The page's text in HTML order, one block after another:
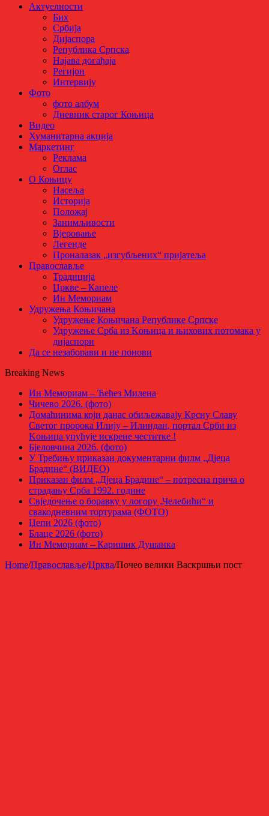
Актуелности
Бих
Србија
Дијаспора
Република Српска
Најава догађаја
Регијон
Интервију
Фото
фото албум
Дневник старог Коњица
Видео
Хуманитарна акција
Маркетинг
Реклама
Оглас
О Коњицу
Насеља
Историја
Положај
Занимљивости
Вјеровање
Легенде
Проналазак „изгубљених“ пријатеља
Православље
Традиција
Цркве – Капеле
Ин Мемориам
Удружења Коњичана
Удружење Коњичана Републике Српске
Удружење Срба из Kоњица и њихових потомака у
дијаспори
Да се незаборави и не понови
Breaking News
Ин Мемориам – Ћећез Милена
Чичево 2026. (фото)
Домаћинима који данас обиљежавају Крсну Славу
Светог пророка Илију – Илиндан, портал Срби из
Kоњица упућује искрене честитке !
Бјеловчина 2026. (фото)
У Требињу приказан документарни филм „Дјеца
Брадине“ (ВИДЕО)
Приказан филм „Дјеца Брадине“ – потресна прича о
страдању Срба 1992. године
Свједочење о боравку у логору „Челебићи“ и
свакодневним тортурама (ФОТО)
Џепи 2026 (фото)
Блаце 2026 (фото)
Ин Мемориам – Каришик Душанка
Home/Православље/Црква/Почео велики Васкршњи пост